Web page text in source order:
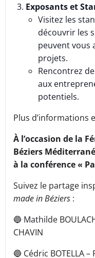
Exposants et
Visitez les
découvrir les
peuvent vous
projets.
Rencontrez
aux
potentiels.
Plus d’informations
À l’occasion de la
Béziers
à la conférence «
Suivez le partage
made in Béziers :
🔵 Mathilde
CHAVIN
🔵 Cédric BOTELLA